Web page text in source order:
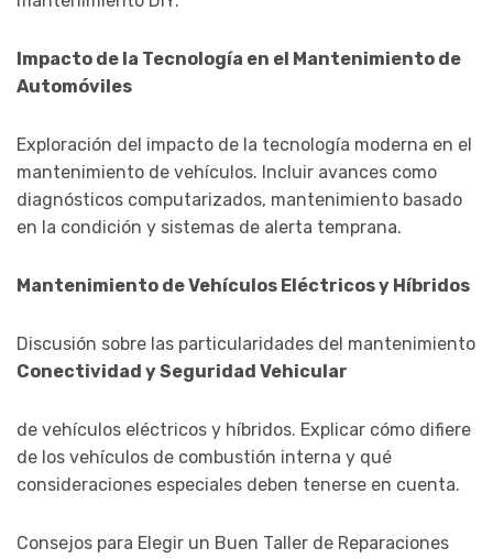
Impacto de la Tecnología en el Mantenimiento de
Automóviles
Exploración del impacto de la tecnología moderna en el
mantenimiento de vehículos. Incluir avances como
diagnósticos computarizados, mantenimiento basado
en la condición y sistemas de alerta temprana.
Mantenimiento de Vehículos Eléctricos y Híbridos
Discusión sobre las particularidades del mantenimiento
Conectividad y Seguridad Vehicular
de vehículos eléctricos y híbridos. Explicar cómo difiere
de los vehículos de combustión interna y qué
consideraciones especiales deben tenerse en cuenta.
Consejos para Elegir un Buen Taller de Reparaciones